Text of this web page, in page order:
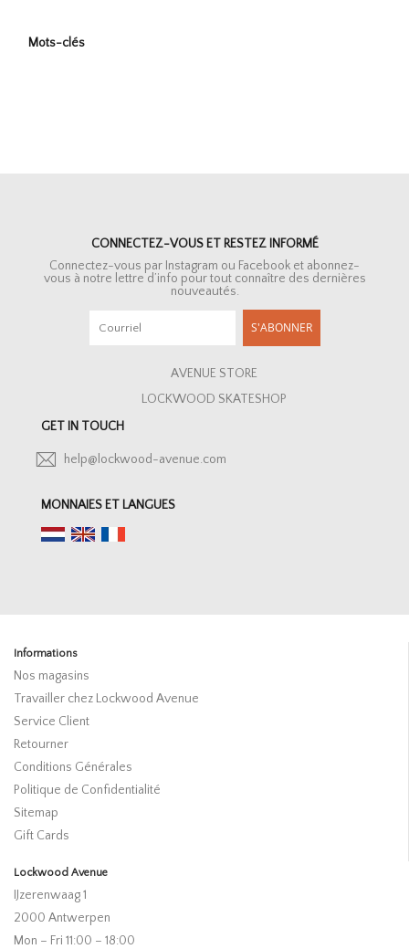
Mots-clés
CONNECTEZ-VOUS ET RESTEZ INFORMÉ
Connectez-vous par Instagram ou Facebook et abonnez-
vous à notre lettre d’info pour tout connaître des dernières
nouveautés.
S'ABONNER
AVENUE STORE
LOCKWOOD SKATESHOP
GET IN TOUCH
help@lockwood-avenue.com
MONNAIES ET LANGUES
Informations
Nos magasins
Travailler chez Lockwood Avenue
Service Client
Retourner
Conditions Générales
Politique de Confidentialité
Sitemap
Gift Cards
Lockwood Avenue
IJzerenwaag 1
2000 Antwerpen
Mon – Fri 11:00 – 18:00